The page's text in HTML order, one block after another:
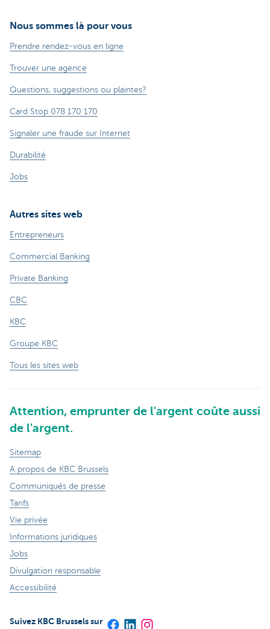
Nous sommes là pour vous
Prendre rendez-vous en ligne
Trouver une agence
Questions, suggestions ou plaintes?
Card Stop 078 170 170
Signaler une fraude sur Internet
Durabilité
Jobs
Autres sites web
Entrepreneurs
Commercial Banking
Private Banking
CBC
KBC
Groupe KBC
Tous les sites web
Attention, emprunter de l'argent coûte aussi
de l'argent.
Sitemap
A propos de KBC Brussels
Communiqués de presse
Tarifs
Vie privée
Informations juridiques
Jobs
Divulgation responsable
Accessibilité
Suivez KBC Brussels sur